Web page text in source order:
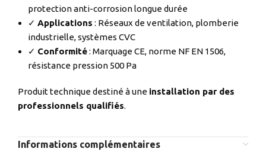
protection anti-corrosion longue durée
✓ Applications : Réseaux de ventilation, plomberie
industrielle, systèmes CVC
✓ Conformité: Marquage CE, norme NF EN 1506,
résistance pression 500 Pa
Produit technique destiné à une installation par des
professionnels qualifiés.
Informations complémentaires